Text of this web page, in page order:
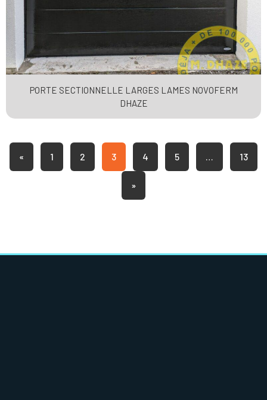
PORTE SECTIONNELLE LARGES LAMES NOVOFERM
DHAZE
« 1 2 3 4 5 13
»